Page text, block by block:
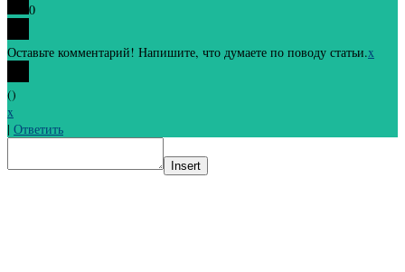
0
Оставьте комментарий! Напишите, что думаете по поводу статьи.x
()
x
| Ответить
Insert